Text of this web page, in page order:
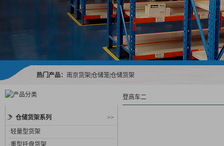
热门产品： 南京货架 仓储笼仓储货架
>>
仓储货架系列
·轻量型货架
·重型托盘货架
登高车二